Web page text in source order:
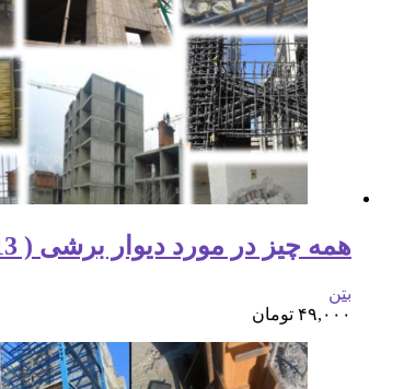
همه چیز در مورد دیوار برشی ( 513 اسلاید !!! )
بتن
۴۹,۰۰۰ تومان